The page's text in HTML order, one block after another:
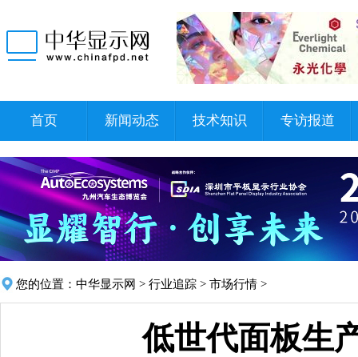
首页 新闻动态 技术知识 专访报道
您的位置： 中华显示网 > 行业追踪 > 市场行情 >
低世代面板生